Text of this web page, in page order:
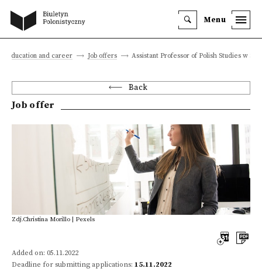
Menu
Education and career Job offers Assistant Professor of Polish Studies w
Back
Job offer
Zdj.Christina Morillo | Pexels
Added on: 05.11.2022
Deadline for submitting applications: 15.11.2022